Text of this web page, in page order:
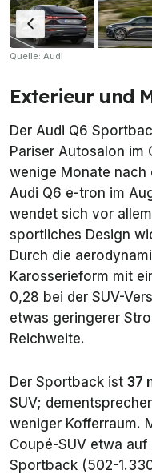
Quelle: Audi
Exterieur und
Der Audi Q6
Pariser Autosalon
wenige Monate nach
Audi Q6 e-tron im
wendet sich vor
sportliches Design
Durch die
Karosserieform mit
0,28 bei der SUV-
etwas geringerer
Reichweite.
Der Sportback ist 37
SUV;
weniger Kofferraum.
Coupé-SUV etwa
Sportback (502-